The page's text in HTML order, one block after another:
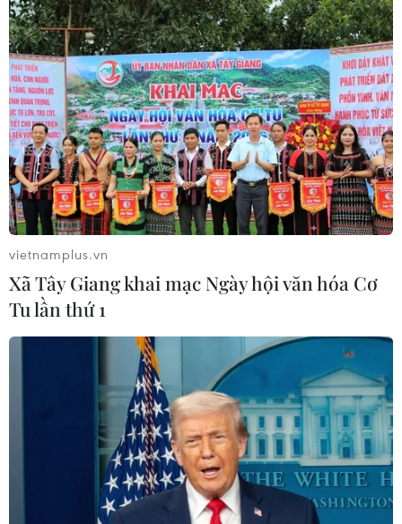
Điện Biên: Phá thành công chuyên án giết
người trong dịp Tết Nguyên đán
Tối 30 Tết, lực lượng chức năng Điện Biên đã bắt được
Hờ A Dúa - đối tượng dùng dao tấn công khiến Sùng A
Sử tử vong, khi Dúa đang lẩn trốn tại một khu rừng ở
vietnamplus.vn
Xã Tây Giang khai mạc Ngày hội văn hóa Cơ
Tu lần thứ 1